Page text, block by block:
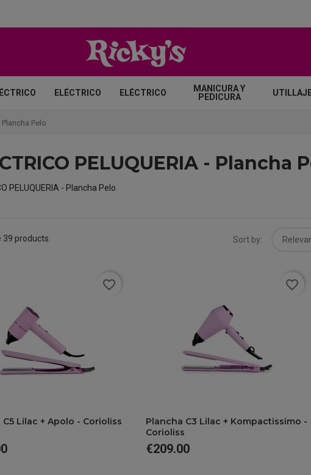
ELÉCTRICO ELÉCTRICO
MANICURA Y
PEDICURA
Plancha Pelo
PELUQUERIA - Plancha
PELUQUERIA - Plancha Pelo
products. Sort by:
Lilac + Apolo - Corioliss
favorite_border
Plancha C3 Lilac + Kompactissimo -
Corioliss
Price
€209.00
favorite_border